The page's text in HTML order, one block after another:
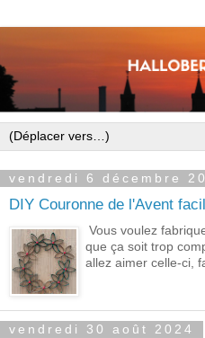
vendredi 6 décembre
DIY Couronne de l'Avent
Vous voulez
que ça soit trop
allez aimer celle-ci,
vendredi 30 août 2024